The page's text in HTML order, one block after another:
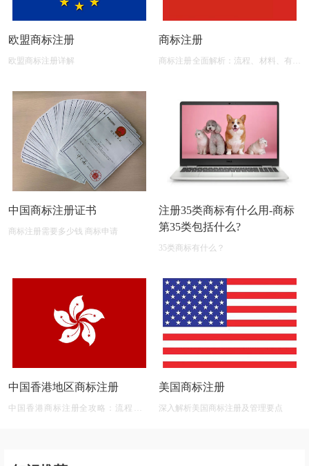
欧盟商标注册
欧盟商标注册详解
商标注册
商标注册全面解析：流程、材料、有效
中国商标注册证书
商标注册需要多少钱 商标申请
注册35类商标有什么用-商标
第35类包括什么?
35类商标有什么？
中国香港地区商标注册
中国香港商标注册全攻略：流程、材
美国商标注册
深入解析美国商标注册及管理要点